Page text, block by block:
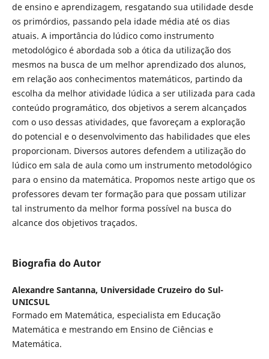
de ensino e aprendizagem, resgatando sua utilidade desde
os primórdios, passando pela idade média até os dias
atuais. A importância do lúdico como instrumento
metodológico é abordada sob a ótica da utilização dos
mesmos na busca de um melhor aprendizado dos alunos,
em relação aos conhecimentos matemáticos, partindo da
escolha da melhor atividade lúdica a ser utilizada para cada
conteúdo programático, dos objetivos a serem alcançados
com o uso dessas atividades, que favoreçam a exploração
do potencial e o desenvolvimento das habilidades que eles
proporcionam. Diversos autores defendem a utilização do
lúdico em sala de aula como um instrumento metodológico
para o ensino da matemática. Propomos neste artigo que os
professores devam ter formação para que possam utilizar
tal instrumento da melhor forma possível na busca do
alcance dos objetivos traçados.
Biografia do Autor
Alexandre Santanna, Universidade Cruzeiro do Sul-
UNICSUL
Formado em Matemática, especialista em Educação
Matemática e mestrando em Ensino de Ciências e
Matemática.